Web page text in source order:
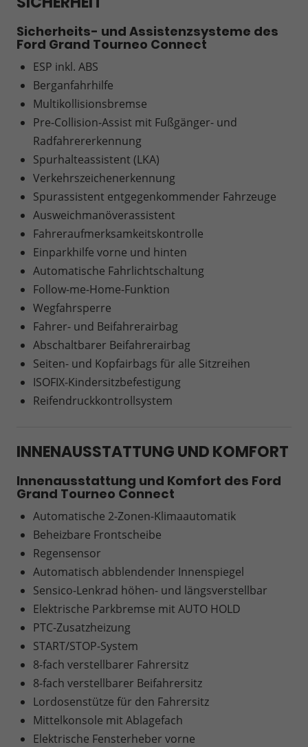
Sicherheits- und Assistenzsysteme des
Ford Grand Tourneo Connect
ESP inkl. ABS
Berganfahrhilfe
Multikollisionsbremse
Pre-Collision-Assist mit Fußgänger- und
Radfahrererkennung
Spurhalteassistent (LKA)
Verkehrszeichenerkennung
Spurassistent entgegenkommender Fahrzeuge
Ausweichmanöverassistent
Fahreraufmerksamkeitskontrolle
Einparkhilfe vorne und hinten
Automatische Fahrlichtschaltung
Follow-me-Home-Funktion
Wegfahrsperre
Fahrer- und Beifahrerairbag
Abschaltbarer Beifahrerairbag
Seiten- und Kopfairbags für alle Sitzreihen
ISOFIX-Kindersitzbefestigung
Reifendruckkontrollsystem
INNENAUSSTATTUNG UND KOMFORT
Innenausstattung und Komfort des Ford
Grand Tourneo Connect
Automatische 2-Zonen-Klimaautomatik
Beheizbare Frontscheibe
Regensensor
Automatisch abblendender Innenspiegel
Sensico-Lenkrad höhen- und längsverstellbar
Elektrische Parkbremse mit AUTO HOLD
PTC-Zusatzheizung
START/STOP-System
8-fach verstellbarer Fahrersitz
8-fach verstellbarer Beifahrersitz
Lordosenstütze für den Fahrersitz
Mittelkonsole mit Ablagefach
Elektrische Fensterheber vorne